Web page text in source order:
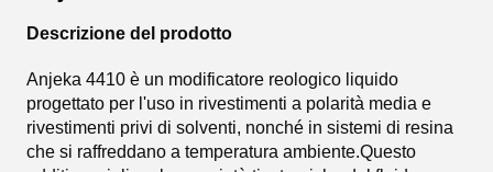
Descrizione del prodotto
Anjeka 4410 è un modificatore reologico liquido
progettato per l'uso in rivestimenti a polarità media e
rivestimenti privi di solventi, nonché in sistemi di resina
che si raffreddano a temperatura ambiente.Questo